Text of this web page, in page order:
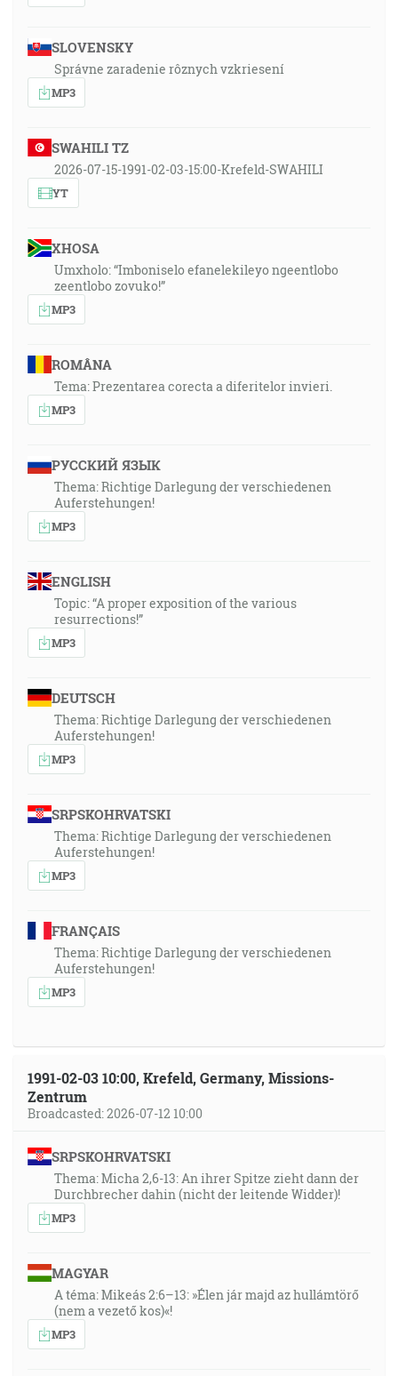
SLOVENSKY
Správne zaradenie rôznych vzkriesení
MP3
SWAHILI TZ
2026-07-15-1991-02-03-15:00-Krefeld-SWAHILI
YT
XHOSA
Umxholo: “Imboniselo efanelekileyo ngeentlobo
zeentlobo zovuko!”
MP3
ROMÂNA
Tema: Prezentarea corecta a diferitelor invieri.
MP3
РУССКИЙ ЯЗЫК
Thema: Richtige Darlegung der verschiedenen
Auferstehungen!
MP3
ENGLISH
Topic: “A proper exposition of the various
resurrections!”
MP3
DEUTSCH
Thema: Richtige Darlegung der verschiedenen
Auferstehungen!
MP3
SRPSKOHRVATSKI
Thema: Richtige Darlegung der verschiedenen
Auferstehungen!
MP3
FRANÇAIS
Thema: Richtige Darlegung der verschiedenen
Auferstehungen!
MP3
1991-02-03 10:00, Krefeld, Germany, Missions-
Zentrum
Broadcasted: 2026-07-12 10:00
SRPSKOHRVATSKI
Thema: Micha 2,6-13: An ihrer Spitze zieht dann der
Durchbrecher dahin (nicht der leitende Widder)!
MP3
MAGYAR
A téma: Mikeás 2:6–13: »Élen jár majd az hullámtörő
(nem a vezető kos)«!
MP3